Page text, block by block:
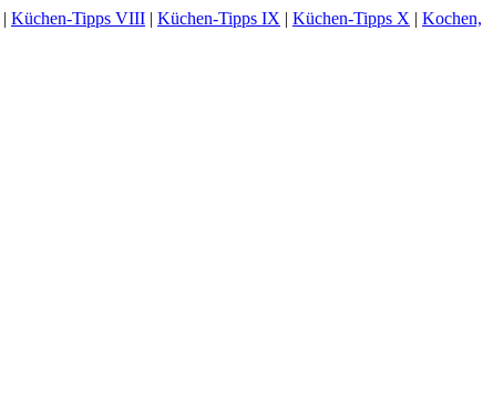
| Küchen-Tipps VIII | Küchen-Tipps IX | Küchen-Tipps X | Kochen,